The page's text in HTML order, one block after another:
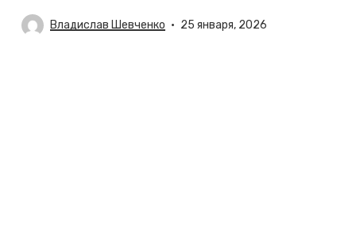
Владислав Шевченко 25 января, 2026